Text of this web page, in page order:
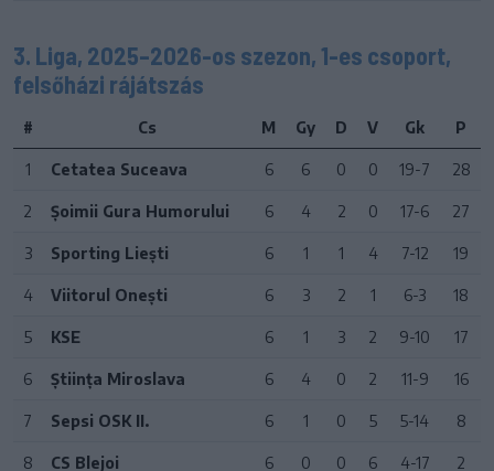
3. Liga, 2025–2026-os szezon, 1-es csoport,
felsőházi rájátszás
# Cs M Gy D V Gk P
1 Cetatea Suceava 6 6 0 0 19-7 28
2 Șoimii Gura Humorului 6 4 2 0 17-6 27
3 Sporting Liești 6 1 1 4 7-12 19
4 Viitorul Onești 6 3 2 1 6-3 18
5 KSE 6 1 3 2 9-10 17
6 Știința Miroslava 6 4 0 2 11-9 16
7 Sepsi OSK II. 6 1 0 5 5-14 8
8 CS Blejoi 6 0 0 6 4-17 2